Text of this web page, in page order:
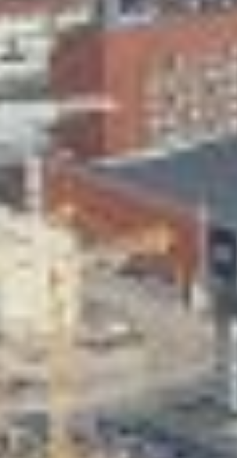
Skeittihalli
Varhaiskasvatus
Ateria- ja välipalamaksut
Mämminiemi
Taideapteekki
Kirjasto
Valon Kaupunki
Lasten Lysti & LystiKylä-festivaali
Ohje